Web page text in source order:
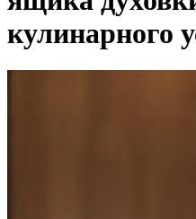
кулинарного